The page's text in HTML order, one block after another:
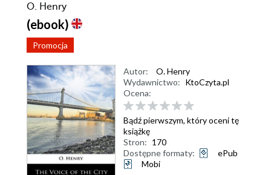
O. Henry
(ebook)
Promocja
Autor:
O. Henry
Wydawnictwo: KtoCzyta.pl
Ocena:
Bądź pierwszym, który oceni tę
książkę
Stron: 170
Dostępne formaty:
ePub
Mobi